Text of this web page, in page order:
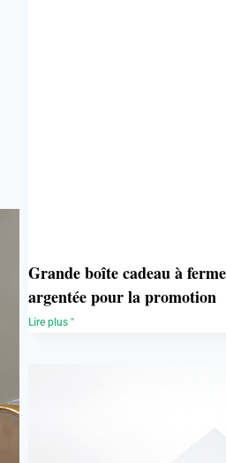
Grande boîte cadeau à
argentée pour la promotion
Lire plus "